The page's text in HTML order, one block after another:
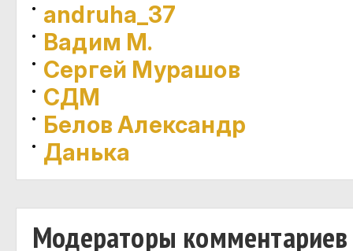
andruha_37
Вадим М.
Сергей Мурашов
СДМ
Белов Александр
Данька
Модераторы комментариев